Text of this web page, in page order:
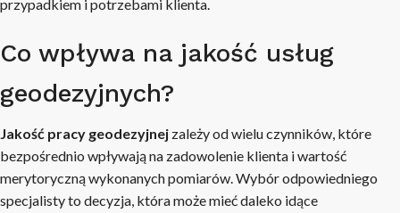
przypadkiem i potrzebami klienta.
Co wpływa na jakość usług
geodezyjnych?
Jakość pracy geodezyjnej zależy od wielu czynników, które
bezpośrednio wpływają na zadowolenie klienta i wartość
merytoryczną wykonanych pomiarów. Wybór odpowiedniego
specjalisty to decyzja, która może mieć daleko idące